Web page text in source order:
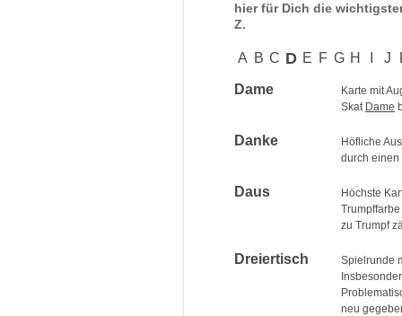
hier für Dich die
Z.
A B C D E F G H J
Dame
Karte mit
Skat Dame
Danke
Höfliche
durch einen
Daus
Höchste
zu Trumpf
Dreiertisch
Spielrunde
neu